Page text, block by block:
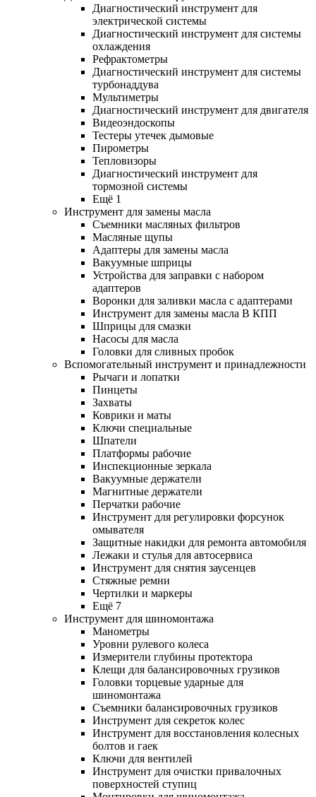
Диагностический инструмент для
электрической системы
Диагностический инструмент для системы
охлаждения
Рефрактометры
Диагностический инструмент для системы
турбонаддува
Мультиметры
Диагностический инструмент для двигателя
Видеоэндоскопы
Тестеры утечек дымовые
Пирометры
Тепловизоры
Диагностический инструмент для
тормозной системы
Ещё 1
Инструмент для замены масла
Съемники масляных фильтров
Масляные щупы
Адаптеры для замены масла
Вакуумные шприцы
Устройства для заправки с набором
адаптеров
Воронки для заливки масла с адаптерами
Инструмент для замены масла В КПП
Шприцы для смазки
Насосы для масла
Головки для сливных пробок
Вспомогательный инструмент и принадлежности
Рычаги и лопатки
Пинцеты
Захваты
Коврики и маты
Ключи специальные
Шпатели
Платформы рабочие
Инспекционные зеркала
Вакуумные держатели
Магнитные держатели
Перчатки рабочие
Инструмент для регулировки форсунок
омывателя
Защитные накидки для ремонта автомобиля
Лежаки и стулья для автосервиса
Инструмент для снятия заусенцев
Стяжные ремни
Чертилки и маркеры
Ещё 7
Инструмент для шиномонтажа
Манометры
Уровни рулевого колеса
Измерители глубины протектора
Клещи для балансировочных грузиков
Головки торцевые ударные для
шиномонтажа
Съемники балансировочных грузиков
Инструмент для секреток колес
Инструмент для восстановления колесных
болтов и гаек
Ключи для вентилей
Инструмент для очистки привалочных
поверхностей ступиц